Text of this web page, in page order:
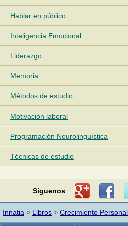
Hablar en público
Inteligencia Emocional
Liderazgo
Memoria
Métodos de estudio
Motivación laboral
Programación Neurolinguística
Técnicas de estudio
Síguenos
Innatia > Libros > Crecimiento Personal